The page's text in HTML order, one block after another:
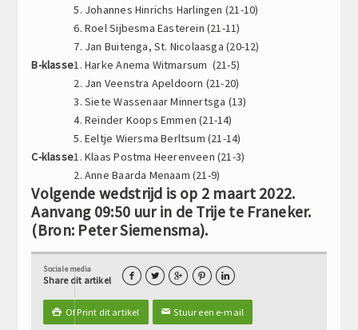
5. Johannes Hinrichs Harlingen (21-10)
6. Roel Sijbesma Easterein (21-11)
7. Jan Buitenga, St. Nicolaasga (20-12)
B-klasse1. Harke Anema Witmarsum (21-5)
2. Jan Veenstra Apeldoorn (21-20)
3. Siete Wassenaar Minnertsga (13)
4. Reinder Koops Emmen (21-14)
5. Eeltje Wiersma Berltsum (21-14)
C-klasse1. Klaas Postma Heerenveen (21-3)
2. Anne Baarda Menaam (21-9)
Volgende wedstrijd is op 2 maart 2022.
Aanvang 09:50 uur in de Trije te Franeker.
(Bron: Peter Siemensma).
Sociale media
Share dit artikel     
 Of Print dit artikel ✉Stuur een e-mail